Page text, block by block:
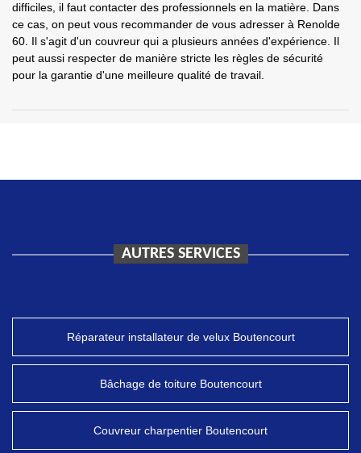
difficiles, il faut contacter des professionnels en la matière. Dans
ce cas, on peut vous recommander de vous adresser à Renolde
60. Il s'agit d'un couvreur qui a plusieurs années d'expérience. Il
peut aussi respecter de manière stricte les règles de sécurité
pour la garantie d'une meilleure qualité de travail.
AUTRES SERVICES
Réparateur installateur de velux Boutencourt
Bâchage de toiture Boutencourt
Couvreur charpentier Boutencourt